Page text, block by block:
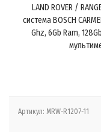
LAND ROVER /
система BOSCH
Ghz, 6Gb Ram,
Артикул: MRW-R1207-11